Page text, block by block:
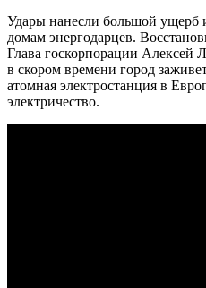
Удары нанесли большой ущерб
домам энергодарцев.
Глава госкорпорации Алексей
в скором времени город
атомная электростанция в
электричество.